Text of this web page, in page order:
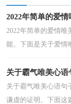
2022年简单的爱
2022年简单的爱情
能。下面是关于爱情
关于霸气唯美心语
关于霸气唯美心语句
谦虚的证明。下面这